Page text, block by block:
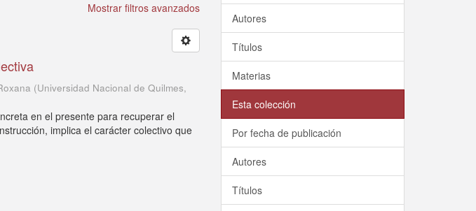
Mostrar filtros avanzados
(Universidad Nacional de Quilmes,
en el presente para recuperar el
implica el carácter colectivo que
Autores
Títulos
Materias
Esta colección
Por fecha de publicación
Autores
Títulos